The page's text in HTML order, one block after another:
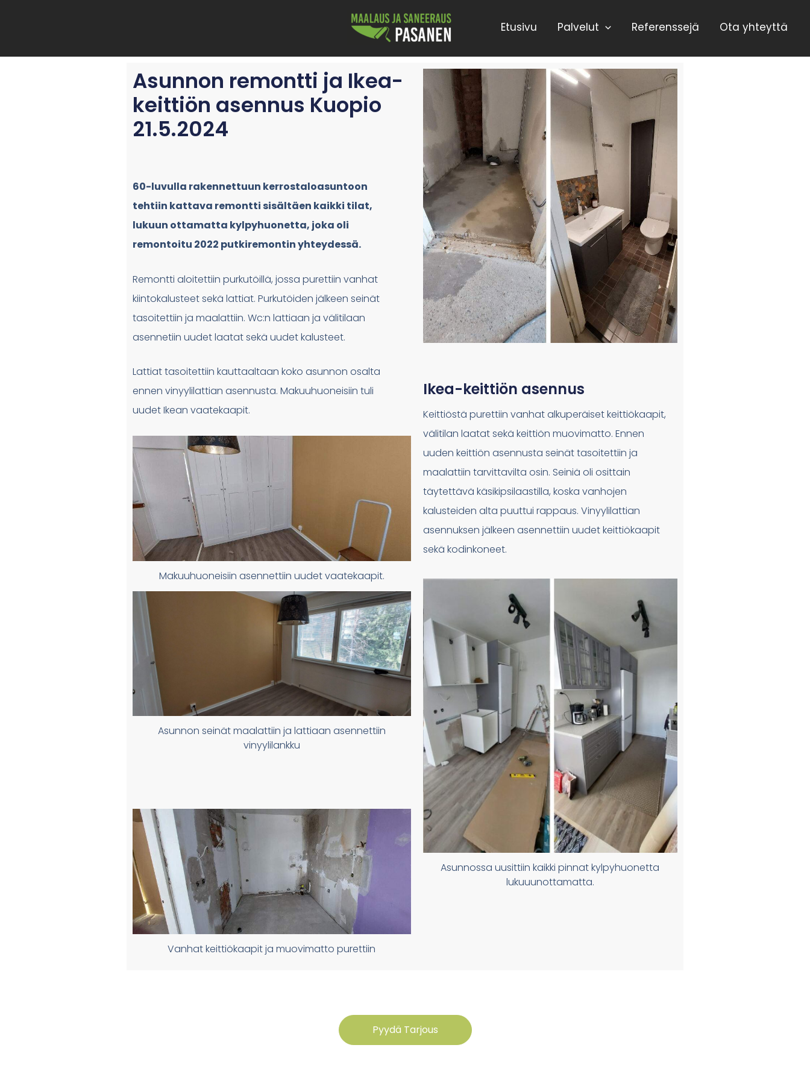
Etusivu Palvelut Referenssejä Ota yhteyttä
Asunnon remontti ja Ikea-
keittiön asennus Kuopio
21.5.2024
60-luvulla rakennettuun kerrostaloasuntoon
tehtiin kattava remontti sisältäen kaikki tilat,
lukuun ottamatta kylpyhuonetta, joka oli
remontoitu 2022 putkiremontin yhteydessä.
Remontti aloitettiin purkutöillä, jossa purettiin vanhat
kiintokalusteet sekä lattiat. Purkutöiden jälkeen seinät
tasoitettiin ja maalattiin. Wc:n lattiaan ja välitilaan
asennetiin uudet laatat sekä uudet kalusteet.
Lattiat tasoitettiin kauttaaltaan koko asunnon osalta
ennen vinyylilattian asennusta. Makuuhuoneisiin tuli
uudet Ikean vaatekaapit.
Makuuhuoneisiin asennettiin uudet vaatekaapit.
Asunnon seinät maalattiin ja lattiaan asennettiin
vinyylilankku
Vanhat keittiökaapit ja muovimatto purettiin
Ikea-keittiön asennus
Keittiöstä purettiin vanhat alkuperäiset keittiökaapit,
välitilan laatat sekä keittiön muovimatto. Ennen
uuden keittiön asennusta seinät tasoitettiin ja
maalattiin tarvittavilta osin. Seiniä oli osittain
täytettävä käsikipsilaastilla, koska vanhojen
kalusteiden alta puuttui rappaus. Vinyylilattian
asennuksen jälkeen asennettiin uudet keittiökaapit
sekä kodinkoneet.
Asunnossa uusittiin kaikki pinnat kylpyhuonetta
lukuuunottamatta.
Pyydä Tarjous